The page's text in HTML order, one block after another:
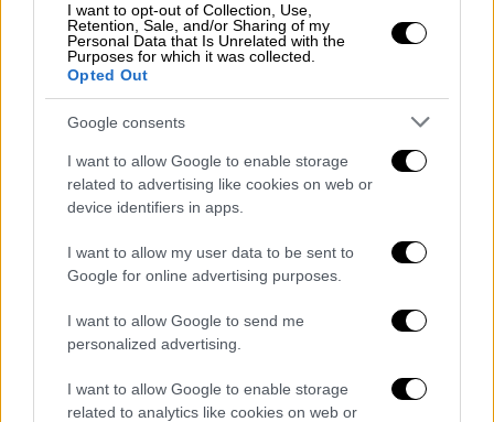
I want to opt-out of Collection, Use,
Retention, Sale, and/or Sharing of my
Personal Data that Is Unrelated with the
Purposes for which it was collected.
Opted Out
Google consents
I want to allow Google to enable storage
related to advertising like cookies on web or
device identifiers in apps.
I want to allow my user data to be sent to
Google for online advertising purposes.
I want to allow Google to send me
personalized advertising.
I want to allow Google to enable storage
related to analytics like cookies on web or
POPULAR VIDEOS
Μεσημεριανό...|06.08.2026 14:43
Μεσημεριανό δελτίο ειδήσεων
06/08/2026
Κεντρικό...|06.08.2026 20:05
Κεντρικό δελτίο ειδήσεων 06/08/2026